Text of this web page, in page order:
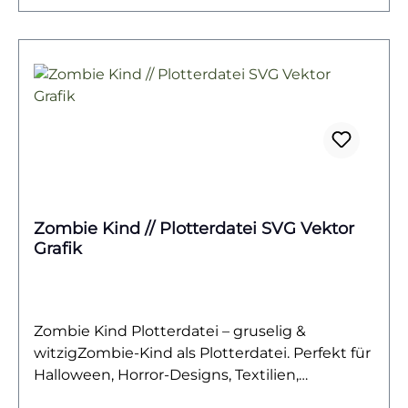
sorgt für fröhliche Akzente und macht deine
Kreationen zu echten Hinguckern.
Zombie Kind // Plotterdatei SVG Vektor
Grafik
Zombie Kind Plotterdatei – gruselig &
witzigZombie-Kind als Plotterdatei. Perfekt für
Halloween, Horror-Designs, Textilien,